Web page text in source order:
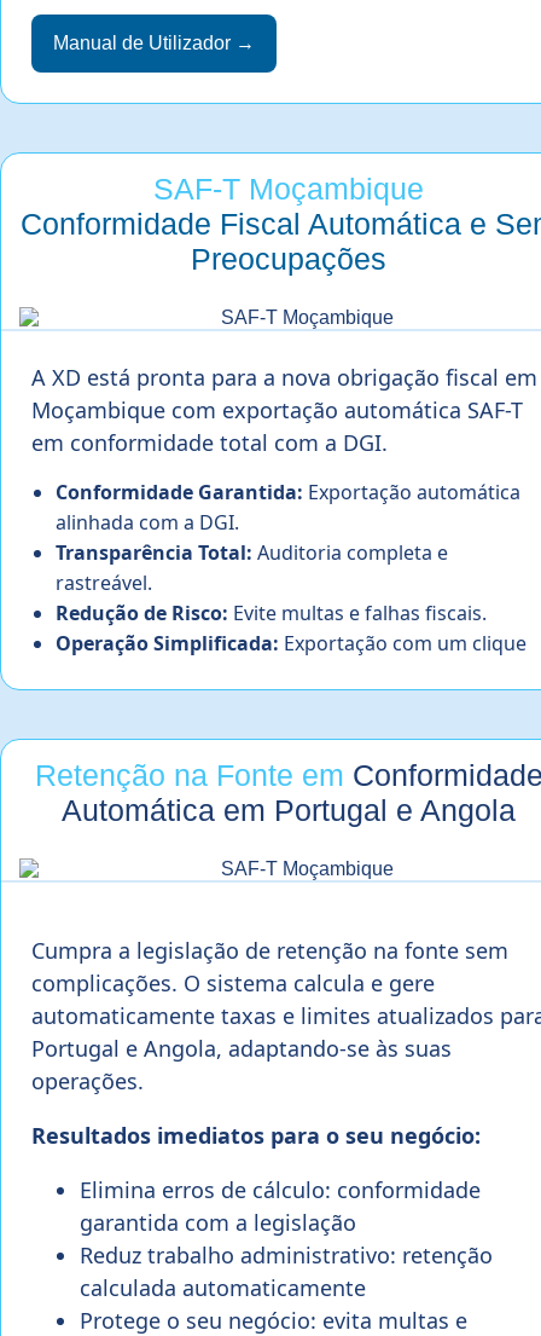
Manual de Utilizador →
SAF-T Moçambique
Conformidade Fiscal Automática e
Preocupações
A XD está pronta para a nova obrigação fiscal em
Moçambique com exportação automática SAF-T
em conformidade total com a DGI.
Conformidade Garantida: Exportação automática
alinhada com a DGI.
Transparência Total: Auditoria completa e
rastreável.
Redução de Risco: Evite multas e falhas fiscais.
Operação Simplificada: Exportação com um clique
Retenção na Fonte em
Automática em Portugal e Angola
Cumpra a legislação de retenção na fonte sem
complicações. O sistema calcula e gere
automaticamente taxas e limites atualizados
Portugal e Angola, adaptando-se às suas
operações.
Resultados imediatos para o seu negócio:
Elimina erros de cálculo: conformidade
garantida com a legislação
Reduz trabalho administrativo: retenção
calculada automaticamente
Protege o seu negócio: evita multas e